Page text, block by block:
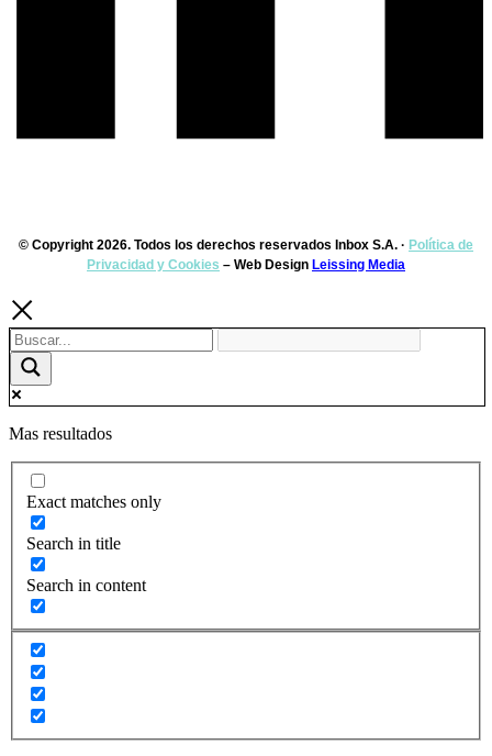
© Copyright 2026. Todos los derechos reservados Inbox S.A. · Política de
Privacidad y Cookies – Web Design Leissing Media
Mas resultados
Exact matches only
Search in title
Search in content